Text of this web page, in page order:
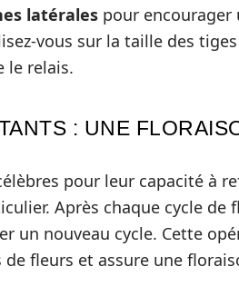
latérales pour encourager
vous sur la taille des
le relais.
: UNE
pour leur capacité à
Après chaque cycle de
un nouveau cycle. Cette
de fleurs et assure une